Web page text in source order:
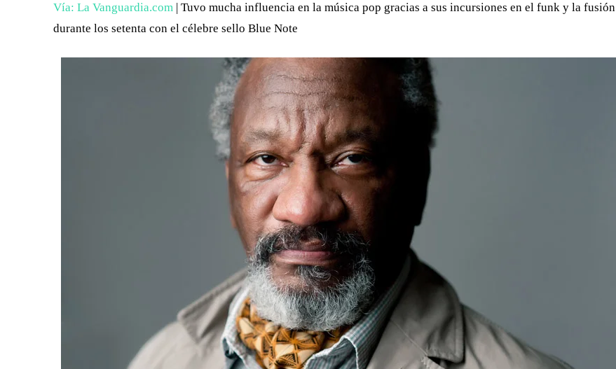
Vía: La Vanguardia.com | Tuvo mucha influencia en la música pop gracias a sus incursiones en el funk y la fusión
durante los setenta con el célebre sello Blue Note